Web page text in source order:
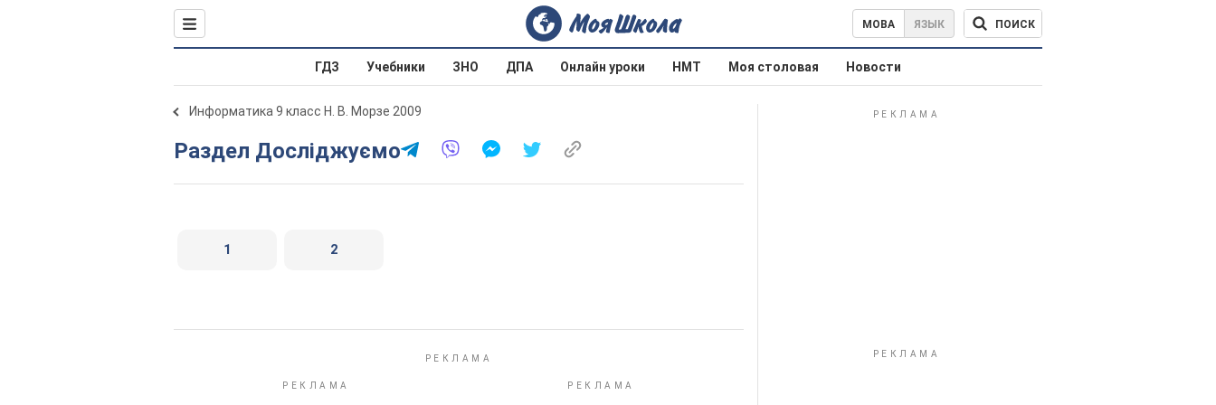
МОВА ЯЗЫК ПОИСК
ГДЗ Учебники ЗНО ДПА Онлайн уроки НМТ Моя столовая Новости
Информатика 9 класс Н. В. Морзе 2009
Раздел Досліджуємо
1 2